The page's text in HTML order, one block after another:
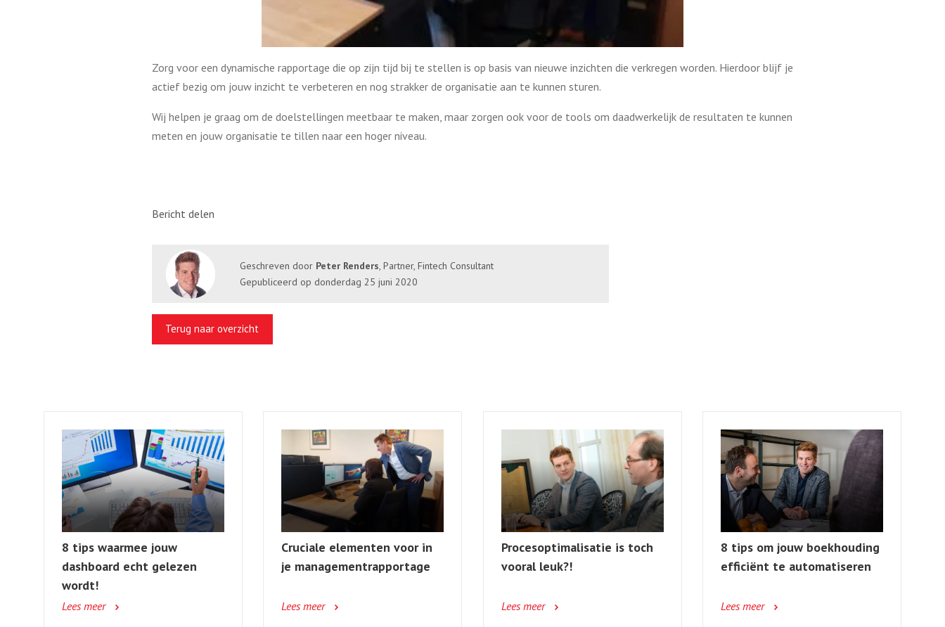
Zorg voor een dynamische rapportage die op zijn tijd bij te stellen is op basis van nieuwe inzichten die verkregen worden. Hierdoor blijf je
actief bezig om jouw inzicht te verbeteren en nog strakker de organisatie aan te kunnen sturen.
Wij helpen je graag om de doelstellingen meetbaar te maken, maar zorgen ook voor de tools om daadwerkelijk de resultaten te kunnen
meten en jouw organisatie te tillen naar een hoger niveau.
Bericht delen
Geschreven door Peter Renders, Partner, Fintech Consultant
Gepubliceerd op donderdag 25 juni 2020
Terug naar overzicht
8 tips waarmee jouw
dashboard echt gelezen
wordt!
Lees meer
Cruciale elementen voor in
je managementrapportage
Lees meer
Procesoptimalisatie is toch
vooral leuk?!
Lees meer
8 tips om jouw boekhouding
efficiënt te automatiseren
Lees meer